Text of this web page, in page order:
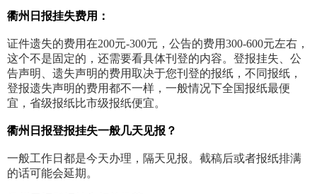
衢州日报挂失费用：
证件遗失的费用在200元-300元，公告的费用300-600元左右，
这个不是固定的，还需要看具体刊登的内容。登报挂失、公
告声明、遗失声明的费用取决于您刊登的报纸，不同报纸，
登报遗失声明的费用都不一样，一般情况下全国报纸最便
宜，省级报纸比市级报纸便宜。
衢州日报登报挂失一般几天见报？
一般工作日都是今天办理，隔天见报。截稿后或者报纸排满
的话可能会延期。